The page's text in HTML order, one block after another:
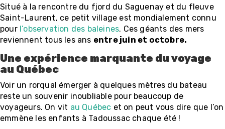
Situé à la rencontre du fjord du Saguenay et du fleuve
Saint-Laurent, ce petit village est mondialement connu
pour l’observation des baleines. Ces géants des mers
reviennent tous les ans entre juin et octobre.
Une expérience marquante du voyage
au Québec
Voir un rorqual émerger à quelques mètres du bateau
reste un souvenir inoubliable pour beaucoup de
voyageurs. On vit au Québec et on peut vous dire que l’on
emmène les enfants à Tadoussac chaque été !